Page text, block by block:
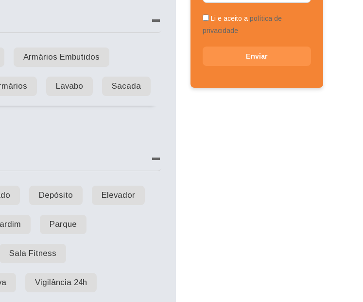
Armários Embutidos
Lavabo Sacada
Depósito Elevador
Parque
Sala Fitness
Vigilância 24h
Li e aceito apolítica de
privacidade
Enviar